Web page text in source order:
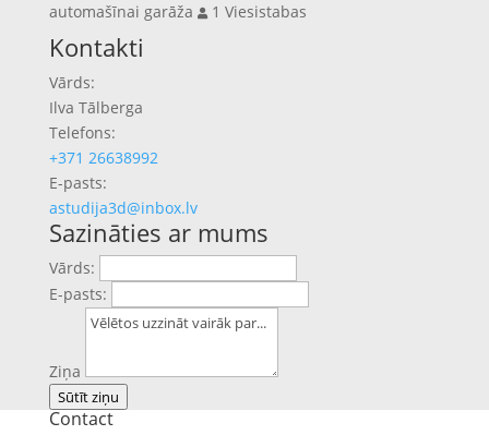
automašīnai garāža
1 Viesistabas
Previous
Next
Kontakti
Vārds:
Ilva Tālberga
Telefons:
+371 26638992
E-pasts:
astudija3d@inbox.lv
Sazināties ar mums
Vārds:
E-pasts:
Ziņa
Sūtīt ziņu
Contact